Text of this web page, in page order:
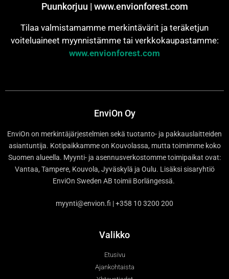
Puunkorjuu | www.envionforest.com
Tilaa valmistamamme merkintävärit ja teräketjun
voiteluaineet myynnistämme tai verkkokaupastamme:
www.envionforest.com
EnviOn Oy
EnviOn on merkintäjärjestelmien sekä tuotanto- ja pakkauslaitteiden
asiantuntija. Kotipaikkamme on Kouvolassa, mutta toimimme koko
Suomen alueella. Myynti- ja asennusverkostomme toimipaikat ovat:
Vantaa, Tampere, Kouvola, Jyväskylä ja Oulu. Lisäksi sisaryhtiö
EnviOn Sweden AB toimii Borlängessä.
myynti@envion.fi | +358 10 3200 200
Valikko
Etusivu
Ajankohtaista